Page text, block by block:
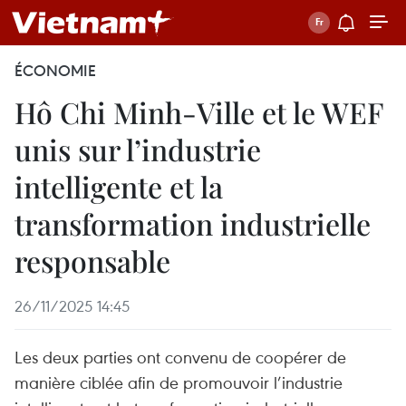
ÉCONOMIE
Hô Chi Minh-Ville et le WEF
unis sur l’industrie
intelligente et la
transformation industrielle
responsable
26/11/2025 14:45
Les deux parties ont convenu de coopérer de
manière ciblée afin de promouvoir l’industrie